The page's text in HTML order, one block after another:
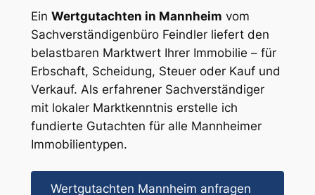
Ein Wertgutachten in Mannheim vom
Sachverständigenbüro Feindler liefert den
belastbaren Marktwert Ihrer Immobilie – für
Erbschaft, Scheidung, Steuer oder Kauf und
Verkauf. Als erfahrener Sachverständiger
mit lokaler Marktkenntnis erstelle ich
fundierte Gutachten für alle Mannheimer
Immobilientypen.
Wertgutachten Mannheim anfragen